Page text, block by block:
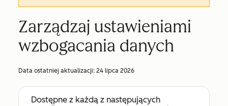
Zarządzaj ustawieniami
wzbogacania danych
Data ostatniej aktualizacji: 24 lipca 2026
Dostępne z każdą z następujących